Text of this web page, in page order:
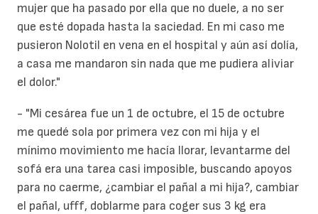
mujer que ha pasado por ella que no duele, a no ser
que esté dopada hasta la saciedad. En mi caso me
pusieron Nolotil en vena en el hospital y aún así dolía,
a casa me mandaron sin nada que me pudiera aliviar
el dolor."
- "Mi cesárea fue un 1 de octubre, el 15 de octubre
me quedé sola por primera vez con mi hija y el
mínimo movimiento me hacía llorar, levantarme del
sofá era una tarea casi imposible, buscando apoyos
para no caerme, ¿cambiar el pañal a mi hija?, cambiar
el pañal, ufff, doblarme para coger sus 3 kg era